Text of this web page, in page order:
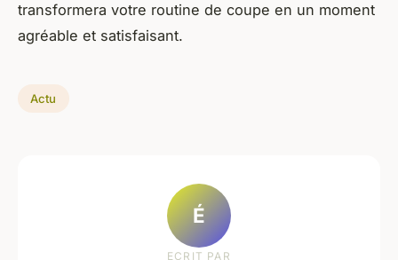
transformera votre routine de coupe en un moment
agréable et satisfaisant.
Actu
É
ECRIT PAR